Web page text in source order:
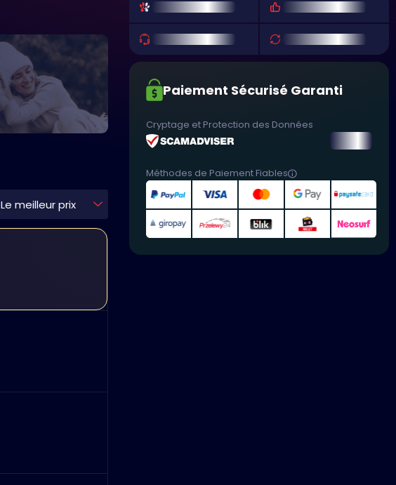
Le meilleur prix
Paiement Sécurisé Garanti
Cryptage et Protection des Données
Méthodes de Paiement Fiables